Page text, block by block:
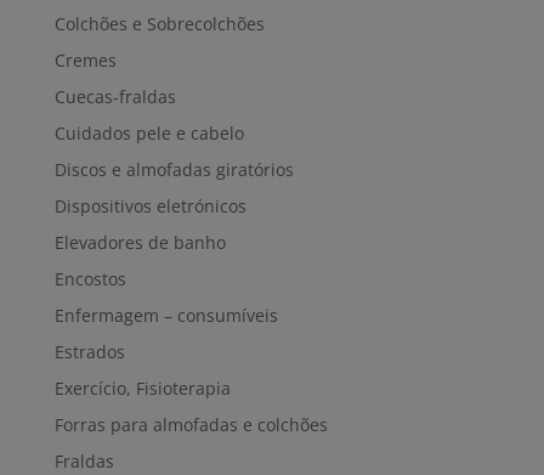
Colchões e Sobrecolchões
Cremes
Cuecas-fraldas
Cuidados pele e cabelo
Discos e almofadas giratórios
Dispositivos eletrónicos
Elevadores de banho
Encostos
Enfermagem – consumíveis
Estrados
Exercício, Fisioterapia
Forras para almofadas e colchões
Fraldas